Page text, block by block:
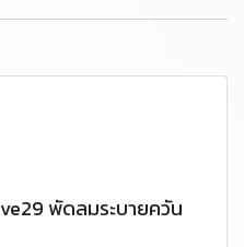
พัดลมระบายควัน